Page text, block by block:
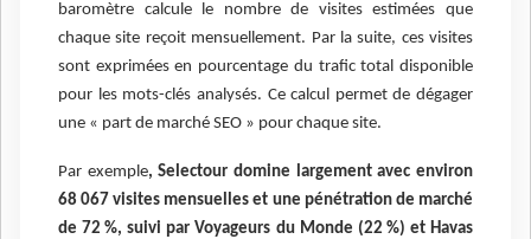
baromètre calcule le nombre de visites estimées que
chaque site reçoit mensuellement. Par la suite, ces visites
sont exprimées en pourcentage du trafic total disponible
pour les mots-clés analysés. Ce calcul permet de dégager
une « part de marché SEO » pour chaque site.
Par exemple, Selectour domine largement avec environ
68 067 visites mensuelles et une pénétration de marché
de 72 %, suivi par Voyageurs du Monde (22 %) et Havas